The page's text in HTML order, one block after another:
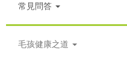
常見問答
毛孩健康之道